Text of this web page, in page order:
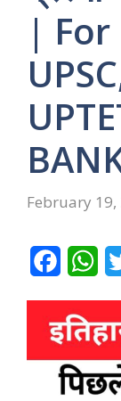
| For
February 19,
c
e
b
W
a
t
s